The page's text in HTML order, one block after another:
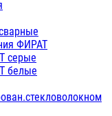
ФИРАТ
серые
белые